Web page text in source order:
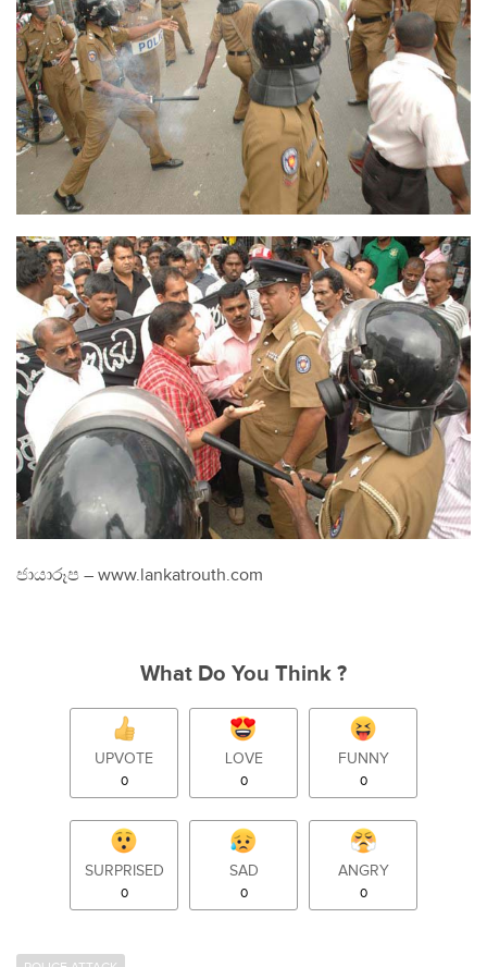
ජායාරූප – www.lankatrouth.com
What Do You Think ?
UPVOTE
0
LOVE
0
FUNNY
0
SURPRISED
0
SAD
0
ANGRY
0